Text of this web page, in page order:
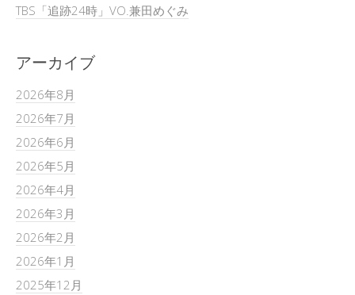
TBS「追跡24時」VO.兼田めぐみ
アーカイブ
2026年8月
2026年7月
2026年6月
2026年5月
2026年4月
2026年3月
2026年2月
2026年1月
2025年12月